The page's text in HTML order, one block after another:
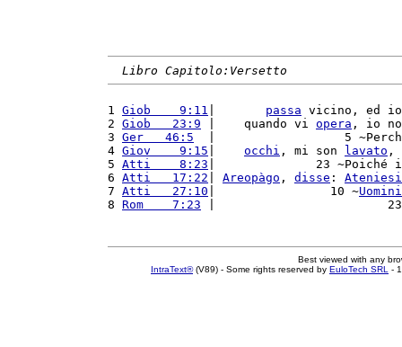
Libro Capitolo:Versetto
1 Giob    9:11 passa vicino, ed
2 Giob   23:9 |    quando vi opera , io
3 Ger   46:5
|                  5
4 Giov    9:15 occhi , mi son lavato ,
5 Atti    8:23 |              23
6 Atti   17:22 Areopàgo , disse : Ateniesi
7 Atti   27:10 |                10 ~Uomini
8 Rom    7:23 |                        23
Best viewed with any
IntraText®(V89) - Some rights reserved by EuloTech SRL -